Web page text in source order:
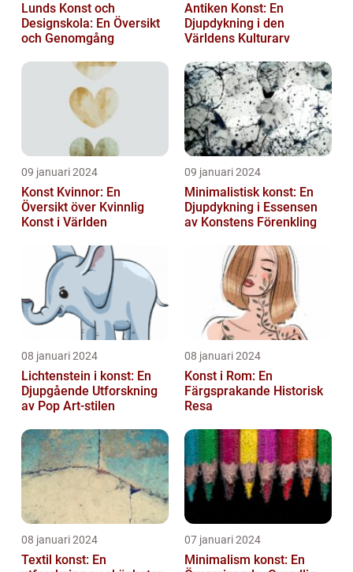
Lunds Konst och
Designskola: En Översikt
och Genomgång
Antiken Konst: En
Djupdykning i den
Världens Kulturarv
09 januari 2024
Konst Kvinnor: En
Översikt över Kvinnlig
Konst i Världen
09 januari 2024
Minimalistisk konst: En
Djupdykning i Essensen
av Konstens Förenkling
08 januari 2024
Lichtenstein i konst: En
Djupgående Utforskning
av Pop Art-stilen
08 januari 2024
Konst i Rom: En
Färgsprakande Historisk
Resa
08 januari 2024
Textil konst: En
07 januari 2024
Minimalism konst: En